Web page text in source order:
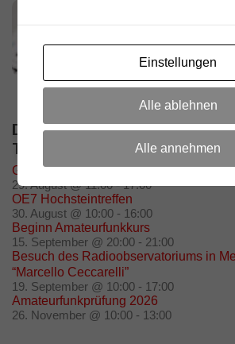
DIE NÄCHSTEN 5
TERMINE
Grillfeier – Grillplatz Oberolang
29. August @ 11:00-17:00
OE7 Hochsteintreffen
30. August @ 10:00 - 16:00
Beginn Amateurfunkkurs
15. September @ 20:00 - 21:00
Besuch des Radioobservatoriums in
“Marcello Ceccarelli”
19. September @ 10:00 - 17:00
Amateurfunkprüfung 2026
26. November @ 10:00 - 13:00
Einstellungen
Alle ablehnen
Alle annehmen